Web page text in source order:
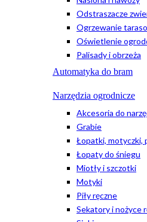
Odstraszacze
Ogrzewanie
Oświetlenie
Palisady i obrzeża
Automatyka do bram
Narzędzia ogrodnicze
Akcesoria do
Grabie
Łopatki, motyczki,
Łopaty do śniegu
Miotły i szczotki
Motyki
Piły ręczne
Sekatory i nożyce